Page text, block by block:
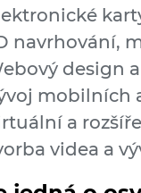
navrhování,
design
mobilních
a
videa a